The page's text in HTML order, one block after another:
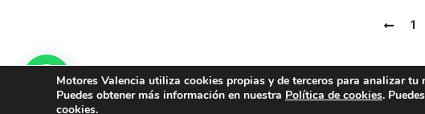
1
© 2019 -Motores Valencia|Creado por Tandem Marketing Digital
Motores Valencia utiliza cookies propias y de terceros para analizar
Puedes obtener más información en nuestra Política de cookies.
cookies.